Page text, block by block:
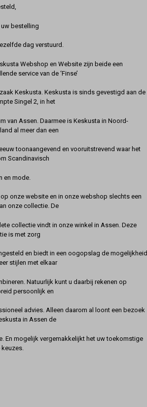
bestelling
dag verstuurd.
Webshop en Website zijn beide een
service van de ‘Finse’
Keskusta. Keskusta is sinds gevestigd aan de
Singel 2, in het
van Assen. Daarmee is Keskusta in Noord-
al meer dan een
toonaangevend en vooruitstrevend waar het
Scandinavisch
en mode.
onze website en in onze webshop slechts een
onze collectie. De
collectie vindt in onze winkel in Assen. Deze
is met zorg
en biedt in een oogopslag de mogelijkheid
stijlen met elkaar
Natuurlijk kunt u daarbij rekenen op
persoonlijk en
advies. Alleen daarom al loont een bezoek
in Assen de
En mogelijk vergemakkelijkt het uw toekomstige